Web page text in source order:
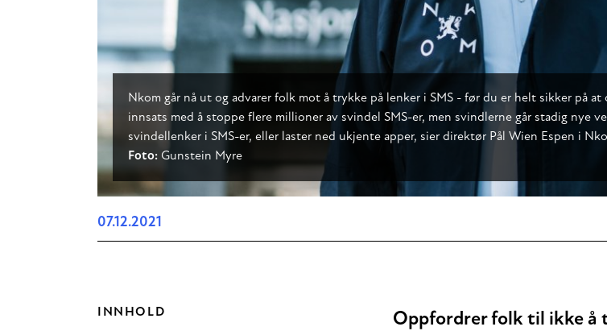
Nkom går nå ut og advarer folk mot å trykke på lenker i SMS - før du er helt sikker på
innsats med å stoppe flere millioner av svindel SMS-er, men svindlerne går stadig nye
svindellenker i SMS-er, eller laster ned ukjente apper, sier direktør Pål Wien Espen i
Foto: Gunstein Myre
07.12.2021
INNHOLD Oppfordrer folk til ikke å